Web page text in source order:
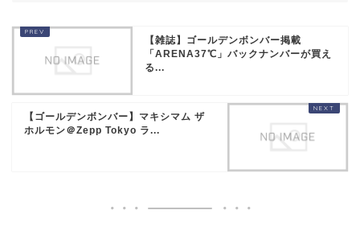
【雑誌】ゴールデンボンバー掲載
「ARENA37℃」バックナンバーが買え
る...
【ゴールデンボンバー】マキシマム ザ
ホルモン＠Zepp Tokyo ラ...